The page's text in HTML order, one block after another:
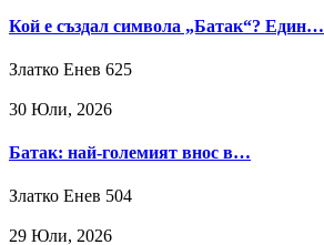
Кой е създал символа „Батак“? Един…
Златко Енев 625
30 Юли, 2026
Батак: най-големият внос в…
Златко Енев 504
29 Юли, 2026